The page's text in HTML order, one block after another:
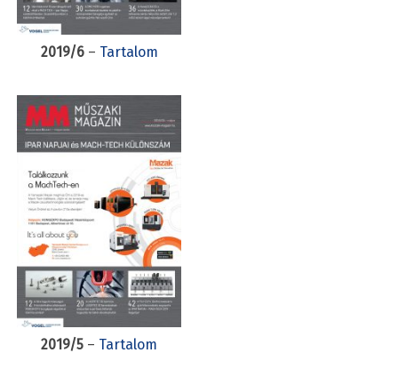
2019/6– Tartalom
2019/5 – Tartalom